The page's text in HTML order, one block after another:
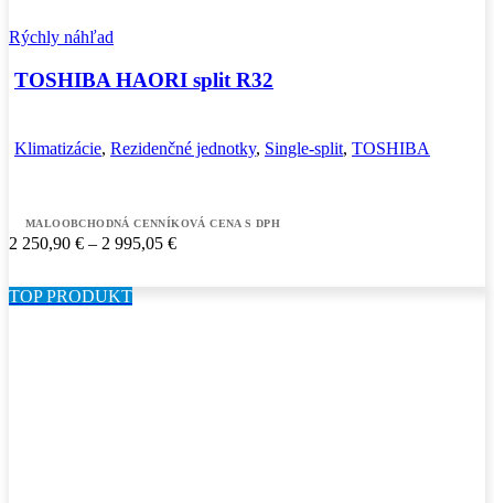
Rýchly náhľad
TOSHIBA HAORI split R32
Klimatizácie, Rezidenčné jednotky, Single-split, TOSHIBA
MALOOBCHODNÁ CENNÍKOVÁ CENA S DPH
2 250,90 € – 2 995,05 €Price
TOP PRODUKT